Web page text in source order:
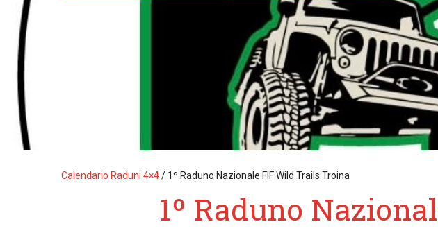
Calendario Raduni 4×4/ 1º Raduno Nazionale FIF Wild Trails Troina
1º Raduno